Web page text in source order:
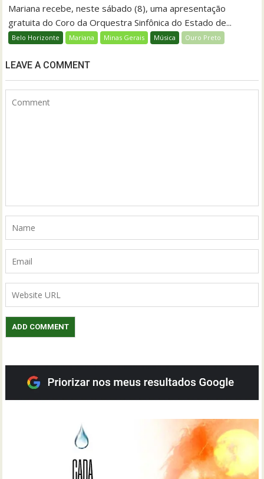
Mariana recebe, neste sábado (8), uma apresentação
gratuita do Coro da Orquestra Sinfônica do Estado de...
Belo Horizonte Mariana Minas Gerais Música Ouro Preto
LEAVE A COMMENT